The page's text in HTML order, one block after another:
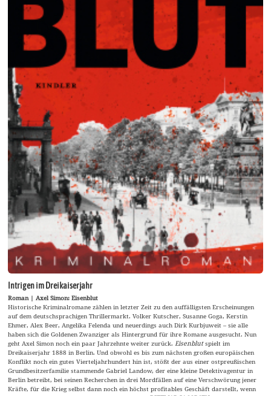
Intrigen im Dreikaiserjahr
Roman | Axel Simon: Eisenblut
Historische Kriminalromane zählen in letzter Zeit zu den auffälligsten Erscheinungen
auf dem deutschsprachigen Thrillermarkt. Volker Kutscher, Susanne Goga, Kerstin
Ehmer, Alex Beer, Angelika Felenda und neuerdings auch Dirk Kurbjuweit – sie alle
haben sich die Goldenen Zwanziger als Hintergrund für ihre Romane ausgesucht. Nun
geht Axel Simon noch ein paar Jahrzehnte weiter zurück. Eisenblutspielt im
Dreikaiserjahr 1888 in Berlin. Und obwohl es bis zum nächsten großen europäischen
Konflikt noch ein gutes Vierteljahrhundert hin ist, stößt der aus einer ostpreußischen
Grundbesitzerfamilie stammende Gabriel Landow, der eine kleine Detektivagentur in
Berlin betreibt, bei seinen Recherchen in drei Mordfällen auf eine Verschwörung jener
Kräfte, für die Krieg selbst dann noch ein höchst profitables Geschäft darstellt, wenn